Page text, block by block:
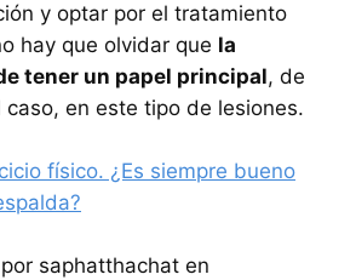
y optar por el tratamiento
hay que olvidar que la
tener un papel principal, de
caso, en este tipo de lesiones.
físico. ¿Es siempre bueno
saphatthachat en